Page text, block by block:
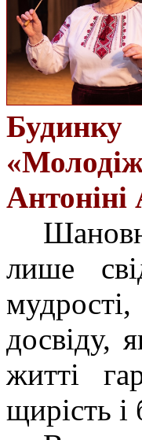
Антоніні
лише
досвіду,
житті
щирість